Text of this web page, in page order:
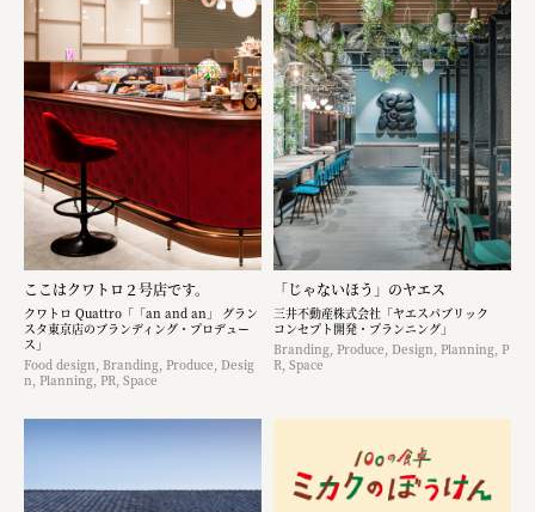
ここはクワトロ２号店です。
クワトロ Quattro「「an and an」 グラン
スタ東京店のブランディング・プロデュー
ス」
Food design, Branding, Produce, Desig
n, Planning, PR, Space
「じゃないほう」のヤエス
三井不動産株式会社「ヤエスパブリック
コンセプト開発・プランニング」
Branding, Produce, Design, Planning, P
R, Space